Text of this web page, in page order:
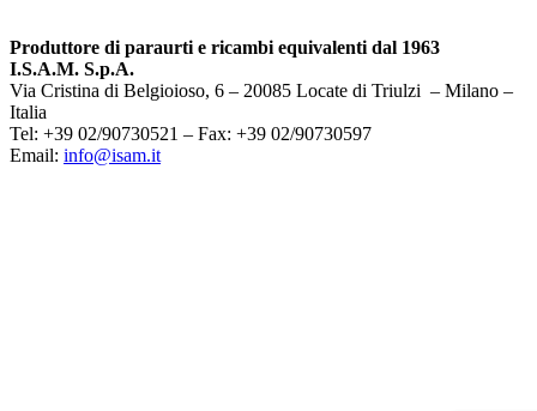
Produttore di paraurti e ricambi equivalenti dal 1963
I.S.A.M. S.p.A.
Via Cristina di Belgioioso, 6 – 20085 Locate di Triulzi – Milano –
Italia
Tel: +39 02/90730521 – Fax: +39 02/90730597
Email: info@isam.it